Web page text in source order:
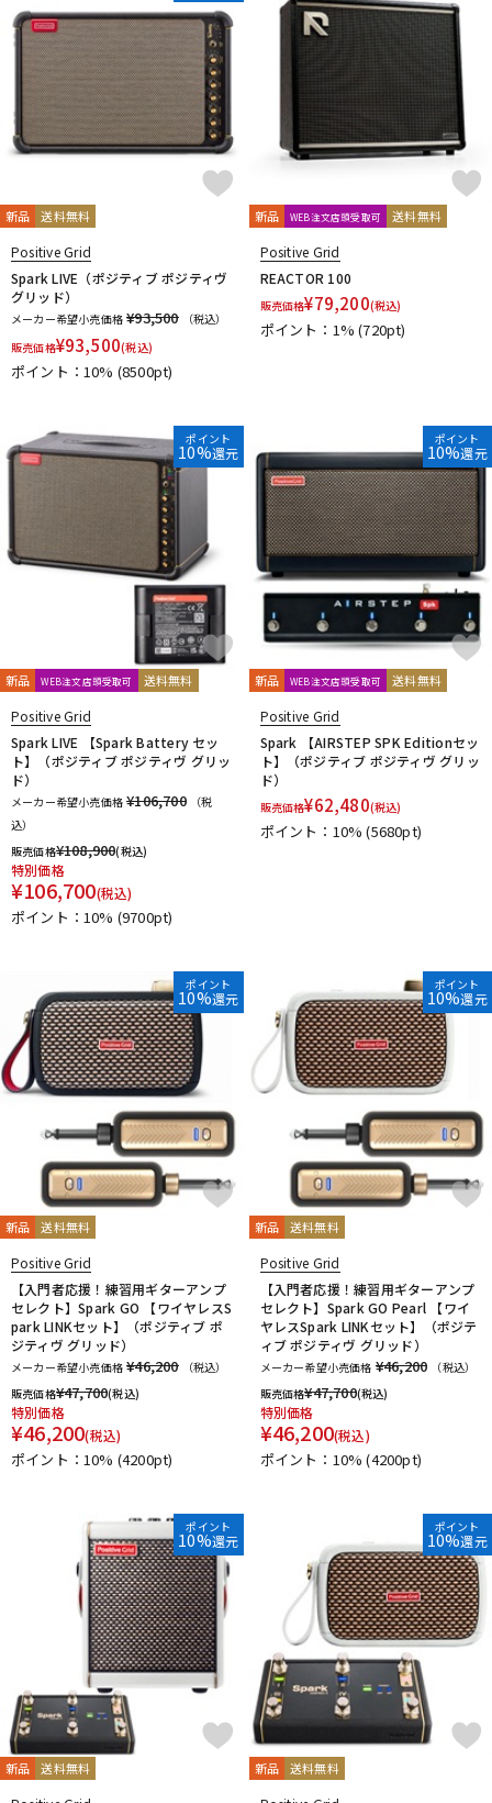
新品 送料無料
Positive Grid
Spark LIVE（ポジティブ ポジティヴ
グリッド）
メーカー希望小売価格 ¥93,500
（税込）
販売価格¥93,500(税込)
ポイント：10% (8500pt)
新品 WEB注文店頭受取可 送料無料
Positive Grid
REACTOR 100
販売価格¥79,200(税込)
ポイント：1%(720pt)
ポイント
10%還元
新品 WEB注文店頭受取可 送料無料
Positive Grid
Spark LIVE 【Spark Battery セッ
ト】（ポジティブ ポジティヴ グリッ
ド）
メーカー希望小売価格 ¥106,700
（税
込）
販売価格¥108,900(税込)
特別価格
¥106,700(税込)
ポイント：10% (9700pt)
ポイント
10%還元
新品 WEB注文店頭受取可 送料無料
Positive Grid
Spark 【AIRSTEP SPK Editionセッ
ト】（ポジティブ ポジティヴ グリッ
ド）
販売価格¥62,480(税込)
ポイント：10%(5680pt)
ポイント
10%還元
新品 送料無料
Positive Grid
【入門者応援！練習用ギターアンプ
セレクト】Spark GO 【ワイヤレスS
park LINKセット】（ポジティブ ポ
ジティヴ グリッド）
メーカー希望小売価格 ¥46,200
（税込）
販売価格¥47,700(税込)
特別価格
¥46,200(税込)
ポイント：10% (4200pt)
ポイント
10%還元
新品 送料無料
Positive Grid
【入門者応援！練習用ギターアンプ
セレクト】Spark GO Pearl 【ワイ
ヤレスSpark LINKセット】（ポジテ
ィブ ポジティヴ グリッド）
メーカー希望小売価格 ¥46,200
（税込）
販売価格¥47,700(税込)
特別価格
¥46,200(税込)
ポイント：10%(4200pt)
ポイント
10%還元
新品 送料無料
ポイント
10%還元
新品 送料無料